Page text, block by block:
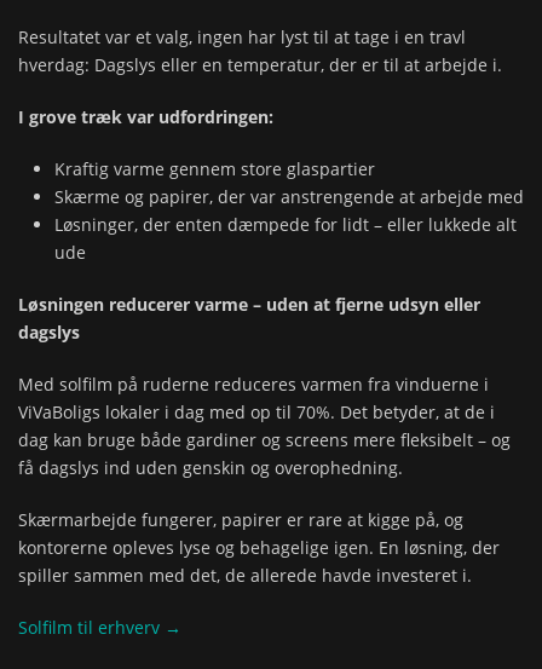
Resultatet var et valg, ingen har lyst til at tage i en travl
hverdag: Dagslys eller en temperatur, der er til at arbejde i.
I grove træk var udfordringen:
Kraftig varme gennem store glaspartier
Skærme og papirer, der var anstrengende at arbejde med
Løsninger, der enten dæmpede for lidt – eller lukkede alt
ude
Løsningen reducerer varme – uden at fjerne udsyn eller
dagslys
Med solfilm på ruderne reduceres varmen fra vinduerne i
ViVaBoligs lokaler i dag med op til 70%. Det betyder, at de i
dag kan bruge både gardiner og screens mere fleksibelt – og
få dagslys ind uden genskin og overophedning.
Skærmarbejde fungerer, papirer er rare at kigge på, og
kontorerne opleves lyse og behagelige igen. En løsning, der
spiller sammen med det, de allerede havde investeret i.
Solfilm til erhverv →